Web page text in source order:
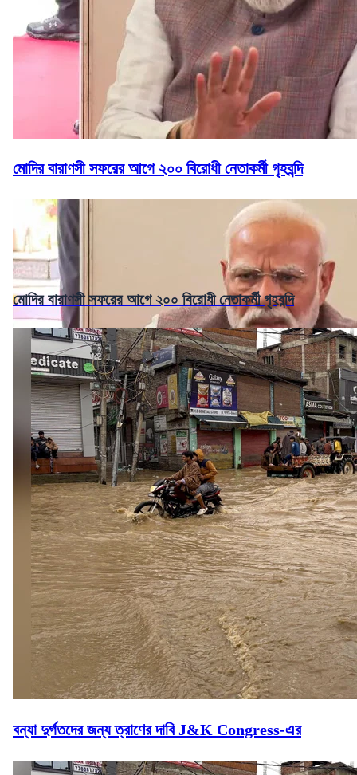
মোদির বারাণসী সফরের আগে ২০০ বিরোধী নেতাকর্মী গৃহবন্দি
মোদির বারাণসী সফরের আগে ২০০ বিরোধী নেতাকর্মী গৃহবন্দি
বন্যা দুর্গতদের জন্য ত্রাণের দাবি J&K Congress-এর